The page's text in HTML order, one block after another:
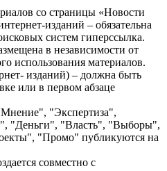
со страницы «Новости
изданий – обязательна
систем гиперссылка.
в независимости от
использования материалов.
изданий) – должна быть
или в первом абзаце
"Экспертиза",
"Деньги", "Власть", "Выборы",
"Промо" публикуются на
совместно с